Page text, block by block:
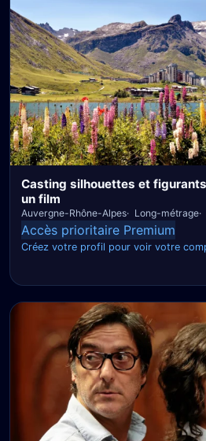
Casting silhouettes et
un film
Auvergne-Rhône-Alpes Long-métrage
Accès prioritaire Premium
Créez votre profil pour voir votre